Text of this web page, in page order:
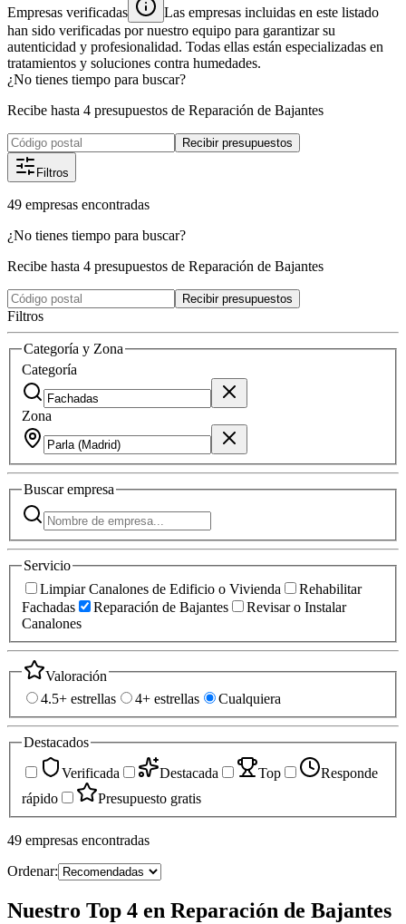
Empresas verificadas
Las empresas incluidas en este listado
han sido verificadas por nuestro equipo para garantizar su
autenticidad y profesionalidad. Todas ellas están especializadas en
tratamientos y soluciones contra humedades.
¿No tienes tiempo para buscar?
Recibe hasta 4 presupuestos de Reparación de Bajantes
Recibir presupuestos
Filtros
49 empresas encontradas
¿No tienes tiempo para buscar?
Recibe hasta 4 presupuestos de Reparación de Bajantes
Recibir presupuestos
Filtros
Categoría y Zona
Categoría
Zona
Buscarempresa
Servicio
Limpiar Canalones de Edificio o Vivienda
Rehabilitar
Fachadas
Reparación de Bajantes
Revisar o Instalar
Canalones
Valoración
4.5+ estrellas
4+ estrellas Cualquiera
Destacados
Verificada
Destacada Top
Responde
rápido
Presupuesto gratis
49 empresas encontradas
Ordenar:
Nuestro Top 4 en Reparación de Bajantes